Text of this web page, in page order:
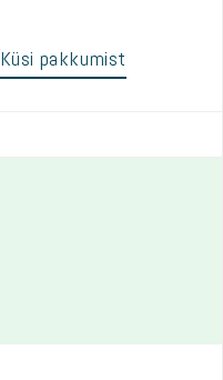
Küsi pakkumist